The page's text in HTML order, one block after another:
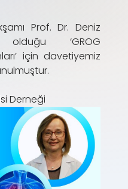
Prof. Dr. Deniz
olduğu ‘GROG
için davetiyemiz
Derneği